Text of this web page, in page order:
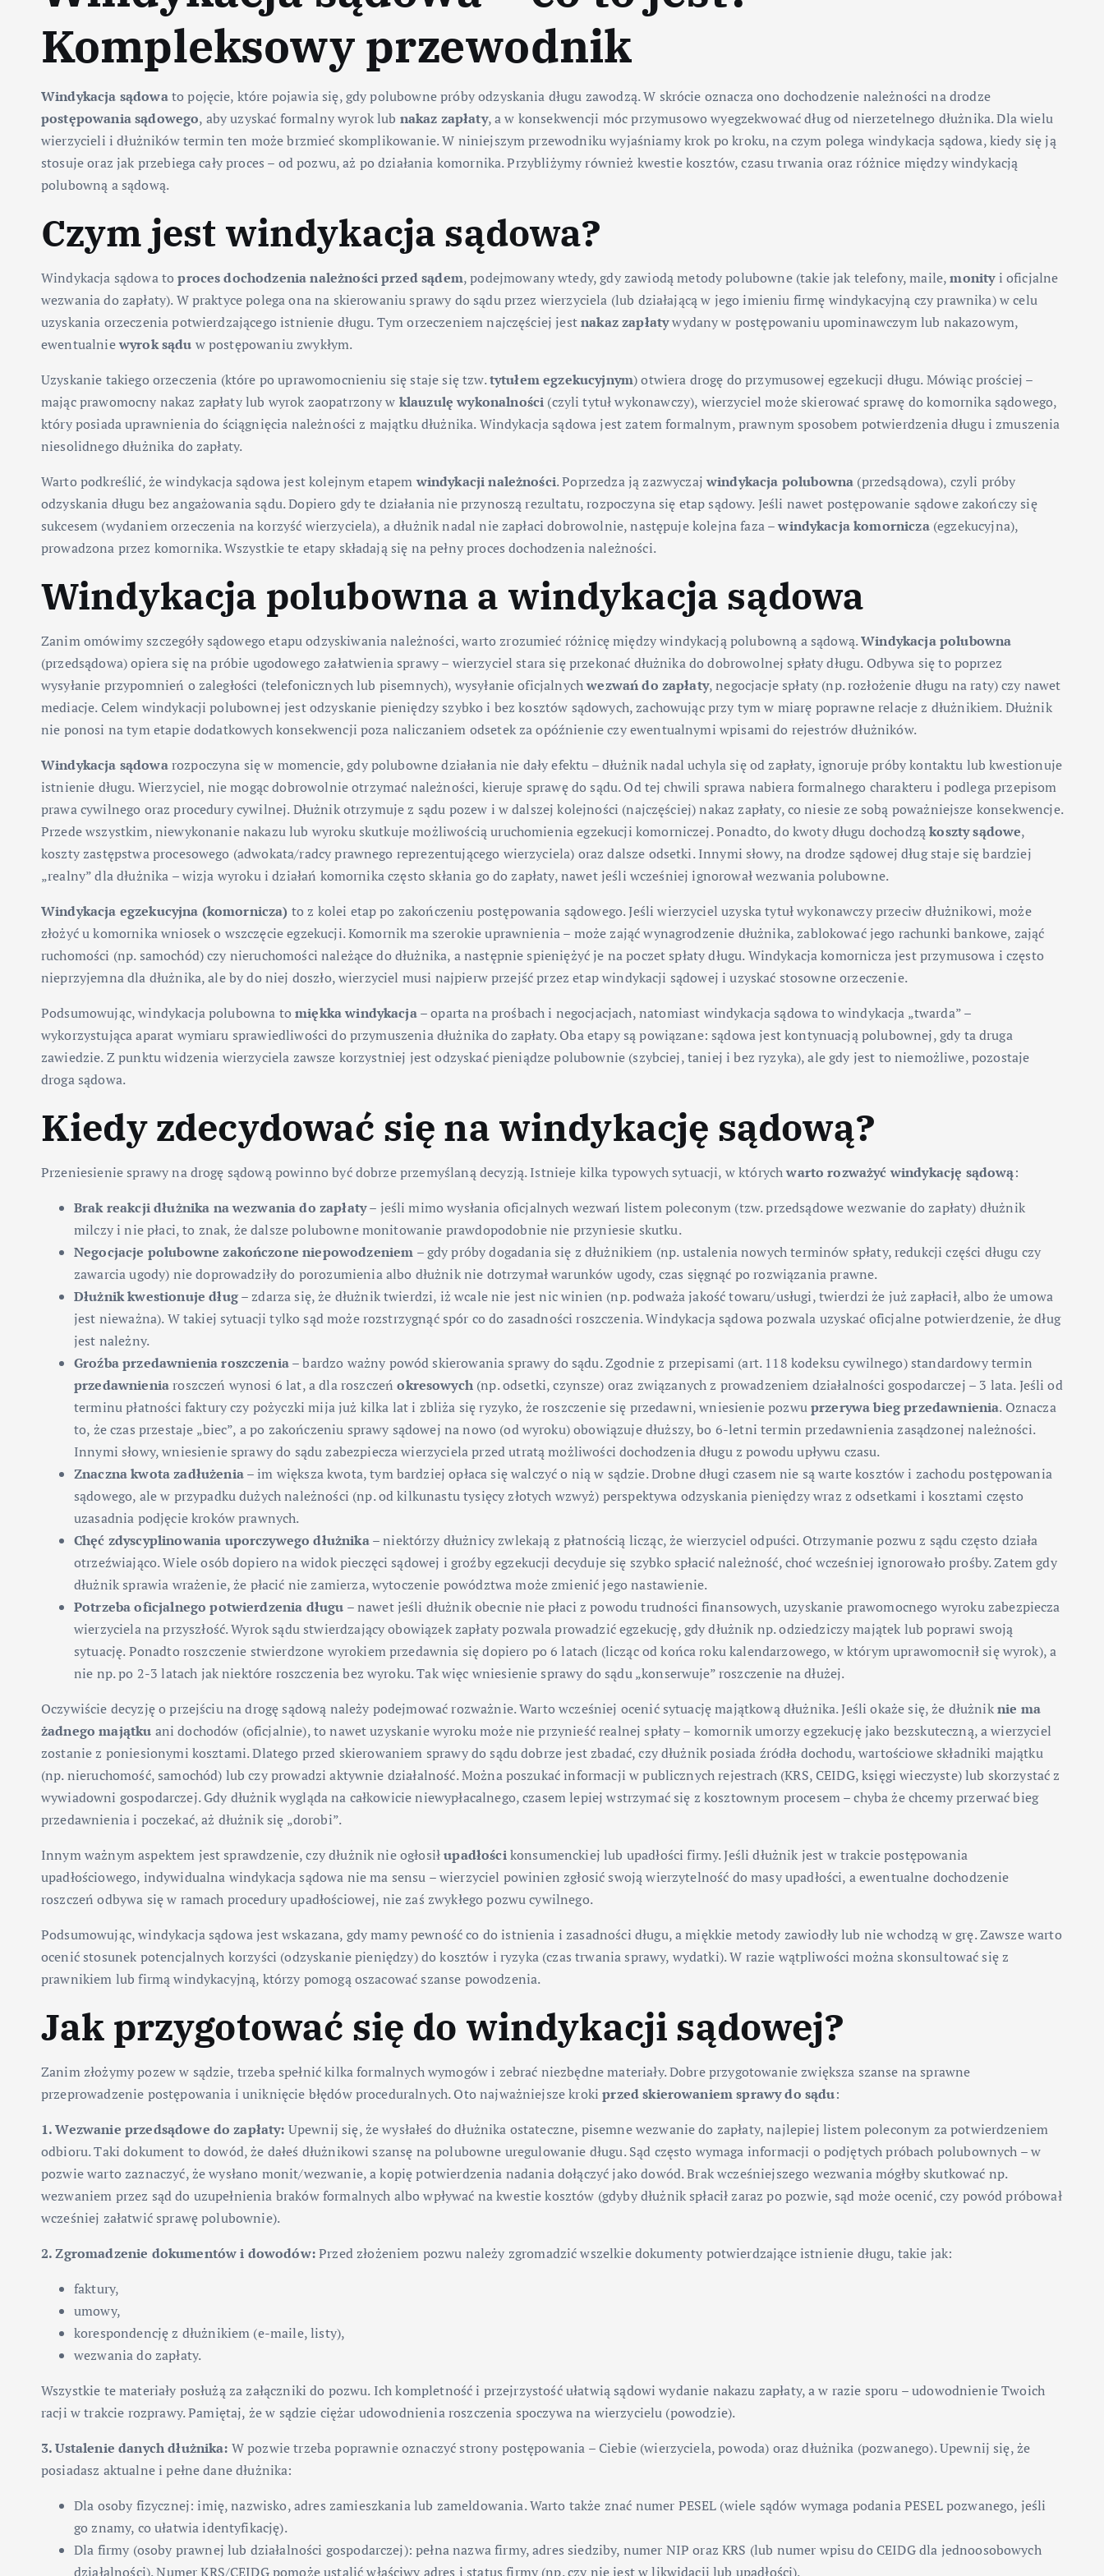
Kompleksowy przewodnik
Windykacja sądowato pojęcie, które pojawia się, gdy polubowne próby odzyskania długu zawodzą. W skrócie oznacza ono dochodzenie należności na drodze
postępowania sądowego, aby uzyskać formalny wyrok lub nakaz zapłaty, a w konsekwencji móc przymusowo wyegzekwować dług od nierzetelnego dłużnika. Dla wielu
wierzycieli i dłużników termin ten może brzmieć skomplikowanie. W niniejszym przewodniku wyjaśniamy krok po kroku, na czym polega windykacja sądowa, kiedy się ją
stosuje oraz jak przebiega cały proces – od pozwu, aż po działania komornika. Przybliżymy również kwestie kosztów, czasu trwania oraz różnice między windykacją
polubowną a sądową.
Czym jest windykacja sądowa?
Windykacja sądowa toproces dochodzenia należności przed sądem, podejmowany wtedy, gdy zawiodą metody polubowne (takie jak telefony, maile,monityi oficjalne
wezwania do zapłaty). W praktyce polega ona na skierowaniu sprawy do sądu przez wierzyciela (lub działającą w jego imieniu firmę windykacyjną czy prawnika) w celu
uzyskania orzeczenia potwierdzającego istnienie długu. Tym orzeczeniem najczęściej jestnakaz zapłatywydany w postępowaniu upominawczym lub nakazowym,
ewentualniewyrok sądu w postępowaniu zwykłym.
Uzyskanie takiego orzeczenia (które po uprawomocnieniu się staje się tzw.tytułem egzekucyjnym) otwiera drogę do przymusowej egzekucji długu. Mówiąc prościej –
mając prawomocny nakaz zapłaty lub wyrok zaopatrzony w klauzulę wykonalności (czyli tytuł wykonawczy), wierzyciel może skierować sprawę do komornika sądowego,
który posiada uprawnienia do ściągnięcia należności z majątku dłużnika. Windykacja sądowa jest zatem formalnym, prawnym sposobem potwierdzenia długu i zmuszenia
niesolidnego dłużnika do zapłaty.
Warto podkreślić, że windykacja sądowa jest kolejnym etapemwindykacji należności. Poprzedza ją zazwyczajwindykacja polubowna (przedsądowa), czyli próby
odzyskania długu bez angażowania sądu. Dopiero gdy te działania nie przynoszą rezultatu, rozpoczyna się etap sądowy. Jeśli nawet postępowanie sądowe zakończy się
sukcesem (wydaniem orzeczenia na korzyść wierzyciela), a dłużnik nadal nie zapłaci dobrowolnie, następuje kolejna faza –windykacja komornicza(egzekucyjna),
prowadzona przez komornika. Wszystkie te etapy składają się na pełny proces dochodzenia należności.
Windykacja polubowna a windykacja sądowa
Zanim omówimy szczegóły sądowego etapu odzyskiwania należności, warto zrozumieć różnicę między windykacją polubowną a sądową.Windykacja polubowna
(przedsądowa) opiera się na próbie ugodowego załatwienia sprawy – wierzyciel stara się przekonać dłużnika do dobrowolnej spłaty długu. Odbywa się to poprzez
wysyłanie przypomnień o zaległości (telefonicznych lub pisemnych), wysyłanie oficjalnychwezwań do zapłaty, negocjacje spłaty (np. rozłożenie długu na raty) czy nawet
mediacje. Celem windykacji polubownej jest odzyskanie pieniędzy szybko i bez kosztów sądowych, zachowując przy tym w miarę poprawne relacje z dłużnikiem. Dłużnik
nie ponosi na tym etapie dodatkowych konsekwencji poza naliczaniem odsetek za opóźnienie czy ewentualnymi wpisami do rejestrów dłużników.
Windykacja sądowarozpoczyna się w momencie, gdy polubowne działania nie dały efektu – dłużnik nadal uchyla się od zapłaty, ignoruje próby kontaktu lub kwestionuje
istnienie długu. Wierzyciel, nie mogąc dobrowolnie otrzymać należności, kieruje sprawę do sądu. Od tej chwili sprawa nabiera formalnego charakteru i podlega przepisom
prawa cywilnego oraz procedury cywilnej. Dłużnik otrzymuje z sądu pozew i w dalszej kolejności (najczęściej) nakaz zapłaty, co niesie ze sobą poważniejsze konsekwencje.
Przede wszystkim, niewykonanie nakazu lub wyroku skutkuje możliwością uruchomienia egzekucji komorniczej. Ponadto, do kwoty długu dochodząkoszty sądowe,
koszty zastępstwa procesowego (adwokata/radcy prawnego reprezentującego wierzyciela) oraz dalsze odsetki. Innymi słowy, na drodze sądowej dług staje się bardziej
„realny” dla dłużnika – wizja wyroku i działań komornika często skłania go do zapłaty, nawet jeśli wcześniej ignorował wezwania polubowne.
Windykacja egzekucyjna (komornicza) to z kolei etap po zakończeniu postępowania sądowego. Jeśli wierzyciel uzyska tytuł wykonawczy przeciw dłużnikowi, może
złożyć u komornika wniosek o wszczęcie egzekucji. Komornik ma szerokie uprawnienia – może zająć wynagrodzenie dłużnika, zablokować jego rachunki bankowe, zająć
ruchomości (np. samochód) czy nieruchomości należące do dłużnika, a następnie spieniężyć je na poczet spłaty długu. Windykacja komornicza jest przymusowa i często
nieprzyjemna dla dłużnika, ale by do niej doszło, wierzyciel musi najpierw przejść przez etap windykacji sądowej i uzyskać stosowne orzeczenie.
Podsumowując, windykacja polubowna tomiękka windykacja– oparta na prośbach i negocjacjach, natomiast windykacja sądowa to windykacja „twarda” –
wykorzystująca aparat wymiaru sprawiedliwości do przymuszenia dłużnika do zapłaty. Oba etapy są powiązane: sądowa jest kontynuacją polubownej, gdy ta druga
zawiedzie. Z punktu widzenia wierzyciela zawsze korzystniej jest odzyskać pieniądze polubownie (szybciej, taniej i bez ryzyka), ale gdy jest to niemożliwe, pozostaje
droga sądowa.
Kiedy zdecydować się na windykację sądową?
Przeniesienie sprawy na drogę sądową powinno być dobrze przemyślaną decyzją. Istnieje kilka typowych sytuacji, w którychwarto rozważyć windykację sądową:
Brak reakcji dłużnika na wezwania do zapłaty– jeśli mimo wysłania oficjalnych wezwań listem poleconym (tzw. przedsądowe wezwanie do zapłaty) dłużnik
milczy i nie płaci, to znak, że dalsze polubowne monitowanie prawdopodobnie nie przyniesie skutku.
Negocjacje polubowne zakończone niepowodzeniem – gdy próby dogadania się z dłużnikiem (np. ustalenia nowych terminów spłaty, redukcji części długu czy
zawarcia ugody) nie doprowadziły do porozumienia albo dłużnik nie dotrzymał warunków ugody, czas sięgnąć po rozwiązania prawne.
Dłużnik kwestionuje dług– zdarza się, że dłużnik twierdzi, iż wcale nie jest nic winien (np. podważa jakość towaru/usługi, twierdzi że już zapłacił, albo że umowa
jest nieważna). W takiej sytuacji tylko sąd może rozstrzygnąć spór co do zasadności roszczenia. Windykacja sądowa pozwala uzyskać oficjalne potwierdzenie, że dług
jest należny.
Groźba przedawnienia roszczenia– bardzo ważny powód skierowania sprawy do sądu. Zgodnie z przepisami (art. 118 kodeksu cywilnego) standardowy termin
przedawnieniaroszczeń wynosi 6 lat, a dla roszczeńokresowych(np. odsetki, czynsze) oraz związanych z prowadzeniem działalności gospodarczej – 3 lata. Jeśli od
terminu płatności faktury czy pożyczki mija już kilka lat i zbliża się ryzyko, że roszczenie się przedawni, wniesienie pozwuprzerywa bieg przedawnienia. Oznacza
to, że czas przestaje „biec”, a po zakończeniu sprawy sądowej na nowo (od wyroku) obowiązuje dłuższy, bo 6-letni termin przedawnienia zasądzonej należności.
Innymi słowy, wniesienie sprawy do sądu zabezpiecza wierzyciela przed utratą możliwości dochodzenia długu z powodu upływu czasu.
Znaczna kwota zadłużenia– im większa kwota, tym bardziej opłaca się walczyć o nią w sądzie. Drobne długi czasem nie są warte kosztów i zachodu postępowania
sądowego, ale w przypadku dużych należności (np. od kilkunastu tysięcy złotych wzwyż) perspektywa odzyskania pieniędzy wraz z odsetkami i kosztami często
uzasadnia podjęcie kroków prawnych.
Chęć zdyscyplinowania uporczywego dłużnika– niektórzy dłużnicy zwlekają z płatnością licząc, że wierzyciel odpuści. Otrzymanie pozwu z sądu często działa
otrzeźwiająco. Wiele osób dopiero na widok pieczęci sądowej i groźby egzekucji decyduje się szybko spłacić należność, choć wcześniej ignorowało prośby. Zatem gdy
dłużnik sprawia wrażenie, że płacić nie zamierza, wytoczenie powództwa może zmienić jego nastawienie.
Potrzeba oficjalnego potwierdzenia długu – nawet jeśli dłużnik obecnie nie płaci z powodu trudności finansowych, uzyskanie prawomocnego wyroku zabezpiecza
wierzyciela na przyszłość. Wyrok sądu stwierdzający obowiązek zapłaty pozwala prowadzić egzekucję, gdy dłużnik np. odziedziczy majątek lub poprawi swoją
sytuację. Ponadto roszczenie stwierdzone wyrokiem przedawnia się dopiero po 6 latach (licząc od końca roku kalendarzowego, w którym uprawomocnił się wyrok), a
nie np. po 2-3 latach jak niektóre roszczenia bez wyroku. Tak więc wniesienie sprawy do sądu „konserwuje” roszczenie na dłużej.
Oczywiście decyzję o przejściu na drogę sądową należy podejmować rozważnie. Warto wcześniej ocenić sytuację majątkową dłużnika. Jeśli okaże się, że dłużniknie ma
żadnego majątku ani dochodów (oficjalnie), to nawet uzyskanie wyroku może nie przynieść realnej spłaty – komornik umorzy egzekucję jako bezskuteczną, a wierzyciel
zostanie z poniesionymi kosztami. Dlatego przed skierowaniem sprawy do sądu dobrze jest zbadać, czy dłużnik posiada źródła dochodu, wartościowe składniki majątku
(np. nieruchomość, samochód) lub czy prowadzi aktywnie działalność. Można poszukać informacji w publicznych rejestrach (KRS, CEIDG, księgi wieczyste) lub skorzystać z
wywiadowni gospodarczej. Gdy dłużnik wygląda na całkowicie niewypłacalnego, czasem lepiej wstrzymać się z kosztownym procesem – chyba że chcemy przerwać bieg
przedawnienia i poczekać, aż dłużnik się „dorobi”.
Innym ważnym aspektem jest sprawdzenie, czy dłużnik nie ogłosiłupadłościkonsumenckiej lub upadłości firmy. Jeśli dłużnik jest w trakcie postępowania
upadłościowego, indywidualna windykacja sądowa nie ma sensu – wierzyciel powinien zgłosić swoją wierzytelność do masy upadłości, a ewentualne dochodzenie
roszczeń odbywa się w ramach procedury upadłościowej, nie zaś zwykłego pozwu cywilnego.
Podsumowując, windykacja sądowa jest wskazana, gdy mamy pewność co do istnienia i zasadności długu, a miękkie metody zawiodły lub nie wchodzą w grę. Zawsze warto
ocenić stosunek potencjalnych korzyści (odzyskanie pieniędzy) do kosztów i ryzyka (czas trwania sprawy, wydatki). W razie wątpliwości można skonsultować się z
prawnikiem lub firmą windykacyjną, którzy pomogą oszacować szanse powodzenia.
Jak przygotować się do windykacji sądowej?
Zanim złożymy pozew w sądzie, trzeba spełnić kilka formalnych wymogów i zebrać niezbędne materiały. Dobre przygotowanie zwiększa szanse na sprawne
przeprowadzenie postępowania i uniknięcie błędów proceduralnych. Oto najważniejsze krokiprzed skierowaniem sprawy do sądu:
1. Wezwanie przedsądowe do zapłaty: Upewnij się, że wysłałeś do dłużnika ostateczne, pisemne wezwanie do zapłaty, najlepiej listem poleconym za potwierdzeniem
odbioru. Taki dokument to dowód, że dałeś dłużnikowi szansę na polubowne uregulowanie długu. Sąd często wymaga informacji o podjętych próbach polubownych – w
pozwie warto zaznaczyć, że wysłano monit/wezwanie, a kopię potwierdzenia nadania dołączyć jako dowód. Brak wcześniejszego wezwania mógłby skutkować np.
wezwaniem przez sąd do uzupełnienia braków formalnych albo wpływać na kwestie kosztów (gdyby dłużnik spłacił zaraz po pozwie, sąd może ocenić, czy powód próbował
wcześniej załatwić sprawę polubownie).
2. Zgromadzenie dokumentów i dowodów:Przed złożeniem pozwu należy zgromadzić wszelkie dokumenty potwierdzające istnienie długu, takie jak:
faktury,
umowy,
korespondencję z dłużnikiem (e-maile, listy),
wezwania do zapłaty.
Wszystkie te materiały posłużą za załączniki do pozwu. Ich kompletność i przejrzystość ułatwią sądowi wydanie nakazu zapłaty, a w razie sporu – udowodnienie Twoich
racji w trakcie rozprawy. Pamiętaj, że w sądzie ciężar udowodnienia roszczenia spoczywa na wierzycielu (powodzie).
3. Ustalenie danych dłużnika: W pozwie trzeba poprawnie oznaczyć strony postępowania – Ciebie (wierzyciela, powoda) oraz dłużnika (pozwanego). Upewnij się, że
posiadasz aktualne i pełne dane dłużnika:
Dla osoby fizycznej: imię, nazwisko, adres zamieszkania lub zameldowania. Warto także znać numer PESEL (wiele sądów wymaga podania PESEL pozwanego, jeśli
go znamy, co ułatwia identyfikację).
Dla firmy (osoby prawnej lub działalności gospodarczej): pełna nazwa firmy, adres siedziby, numer NIP oraz KRS (lub numer wpisu do CEIDG dla jednoosobowych
działalności). Numer KRS/CEIDG pomoże ustalić właściwy adres i status firmy (np. czy nie jest w likwidacji lub upadłości).